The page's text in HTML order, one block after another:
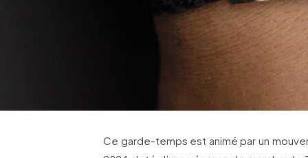
Ce garde-temps est animé par un